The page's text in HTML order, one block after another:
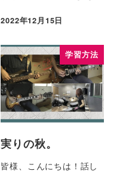
2022年12月15日
学習方法
実りの秋。
皆様、こんにちは！話し